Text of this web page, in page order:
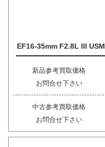
EF16-35mm F2.8L III USM
新品参考買取価格
お問合せ下さい
中古参考買取価格
お問合せ下さい